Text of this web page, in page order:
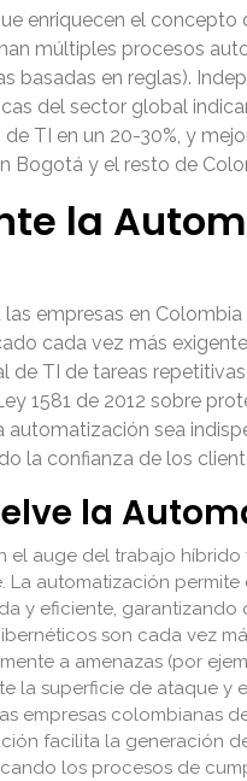
enriquecen el
múltiples procesos
basadas en reglas).
del sector global
TI en un 20-30%, y
Bogotá y el resto de
la
empresas en
cada vez más
de TI de tareas
1581 de 2012 sobre
automatización sea
la confianza de los
la
el auge del trabajo
La automatización
y eficiente,
son cada vez
a amenazas (por
la superficie de ataque y
empresas colombianas
facilita la
los procesos de